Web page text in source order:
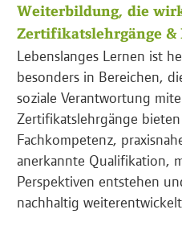
Weiterbildung, die
Zertifikatslehrgänge
Lebenslanges Lernen ist
besonders in Bereichen,
soziale Verantwortung
Zertifikatslehrgänge
Fachkompetenz,
anerkannte Qualifikation,
Perspektiven entstehen
nachhaltig